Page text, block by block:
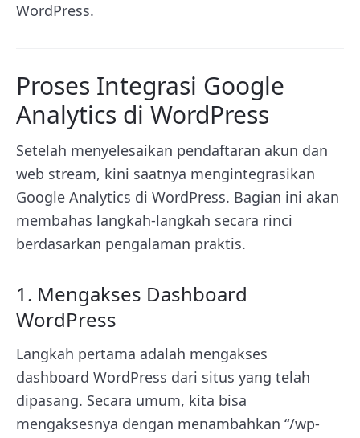
WordPress.
Proses Integrasi Google
Analytics di WordPress
Setelah menyelesaikan pendaftaran akun dan
web stream, kini saatnya mengintegrasikan
Google Analytics di WordPress. Bagian ini akan
membahas langkah-langkah secara rinci
berdasarkan pengalaman praktis.
1. Mengakses Dashboard
WordPress
Langkah pertama adalah mengakses
dashboard WordPress dari situs yang telah
dipasang. Secara umum, kita bisa
mengaksesnya dengan menambahkan “/wp-